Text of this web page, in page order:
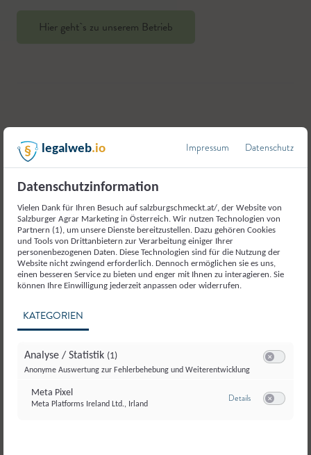
Hier geht`s zu unserem Betrieb
Weitere Produkte aus der
Kategorie
Fleisch und Fleischerzeugnisse
legalweb.io Impressum Datenschutz
Datenschutzinformation
Vielen Dank für Ihren Besuch auf salzburgschmeckt.at/, der Website von
Salzburger Agrar Marketing in Österreich. Wir nutzen Technologien von
Partnern (1), um unsere Dienste bereitzustellen. Dazu gehören Cookies
und Tools von Drittanbietern zur Verarbeitung einiger Ihrer
personenbezogenen Daten. Diese Technologien sind für die Nutzung der
Website nicht zwingend erforderlich. Dennoch ermöglichen sie es uns,
einen besseren Service zu bieten und enger mit Ihnen zu interagieren. Sie
können Ihre Einwilligung jederzeit anpassen oder widerrufen.
KATEGORIEN
Analyse / Statistik (1)
Anonyme Auswertung zur Fehlerbehebung und Weiterentwicklung
Meta Pixel
Meta Platforms Ireland Ltd., Irland
Detailszu Meta Pixel